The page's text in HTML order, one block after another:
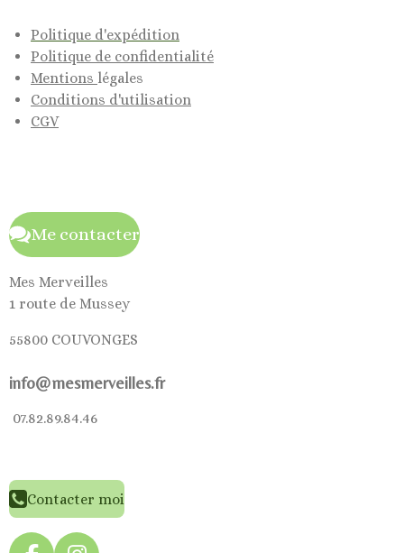
Politique d'expédition
Politique de confidentialité
Mentions légales
Conditions d'utilisation
CGV
Me contacter
Mes Merveilles
1 route de Mussey
55800 COUVONGES
info@mesmerveilles.fr
07.82.89.84.46
Contacter moi